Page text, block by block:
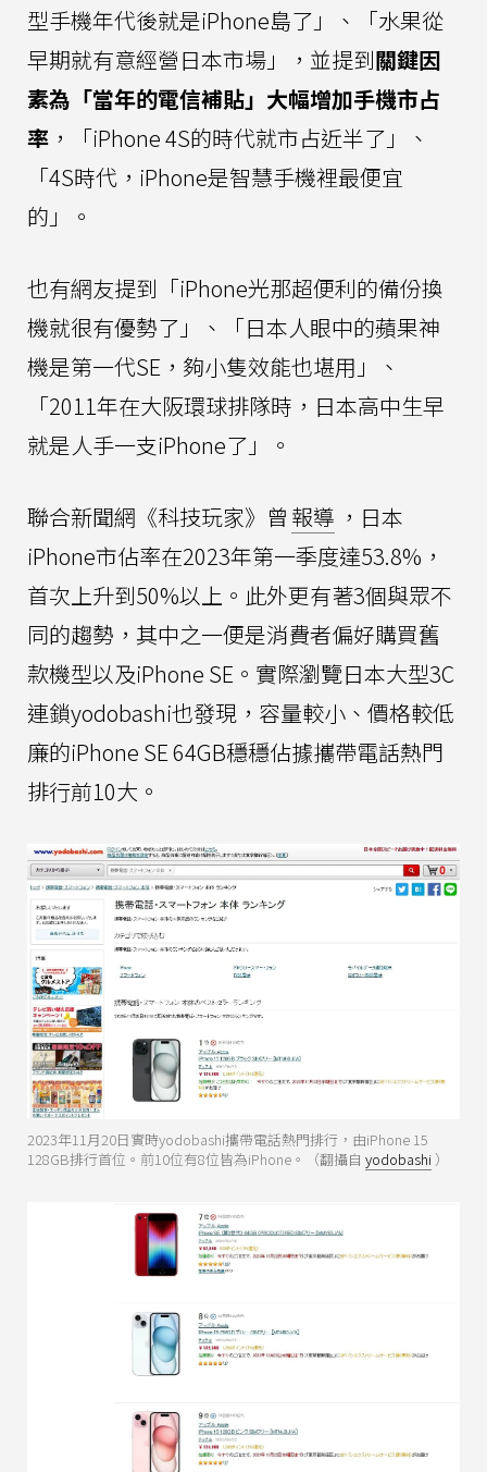
型手機年代後就是iPhone島了」、「水果從
早期就有意經營日本市場」，並提到關鍵因
素為「當年的電信補貼」大幅增加手機市占
率 ，「iPhone 4S的時代就市占近半了」、
「4S時代，iPhone是智慧手機裡最便宜
的」。
也有網友提到「iPhone光那超便利的備份換
機就很有優勢了」、「日本人眼中的蘋果神
機是第一代SE，夠小隻效能也堪用」、
「2011年在大阪環球排隊時，日本高中生早
就是人手一支iPhone了」。
聯合新聞網《科技玩家》曾 報導 ，日本
iPhone市佔率在2023年第一季度達53.8%，
首次上升到50%以上。此外更有著3個與眾不
同的趨勢，其中之一便是消費者偏好購買舊
款機型以及iPhone SE。實際瀏覽日本大型3C
連鎖yodobashi也發現，容量較小、價格較低
廉的iPhone SE 64GB穩穩佔據攜帶電話熱門
排行前10大。
2023年11月20日實時yodobashi攜帶電話熱門排行，由iPhone 15
128GB排行首位。前10位有8位皆為iPhone。（翻攝自 yodobashi ）